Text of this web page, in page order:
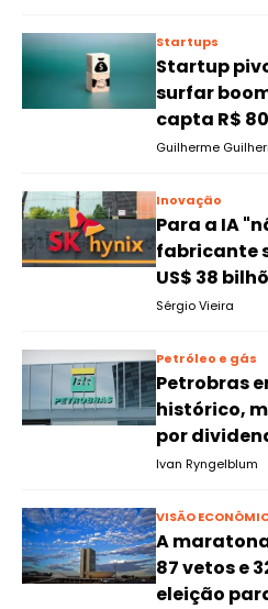
Startups
Startup
surfar
capta R$
Guilherme
Inovação
Para a IA
fabricante
US$ 38
Sérgio Vieira
Petróleo e gás
Petrobras
histórico,
por
Ivan Ryngelblum
VISÃO
A
87 vetos e
eleição